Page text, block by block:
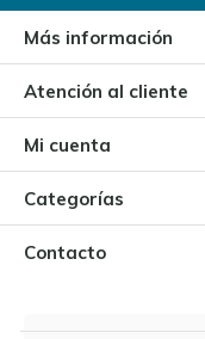
Más información
Atención al cliente
Mi cuenta
Categorías
Contacto